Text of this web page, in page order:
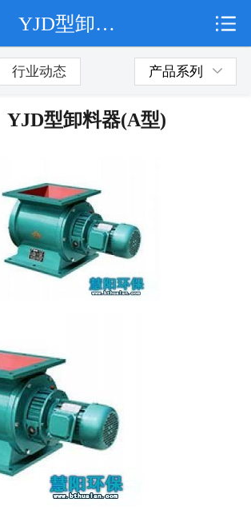
公司简介
YJD型卸料器(A型)
行业动态 产品系列
YJD型卸料器(A型)